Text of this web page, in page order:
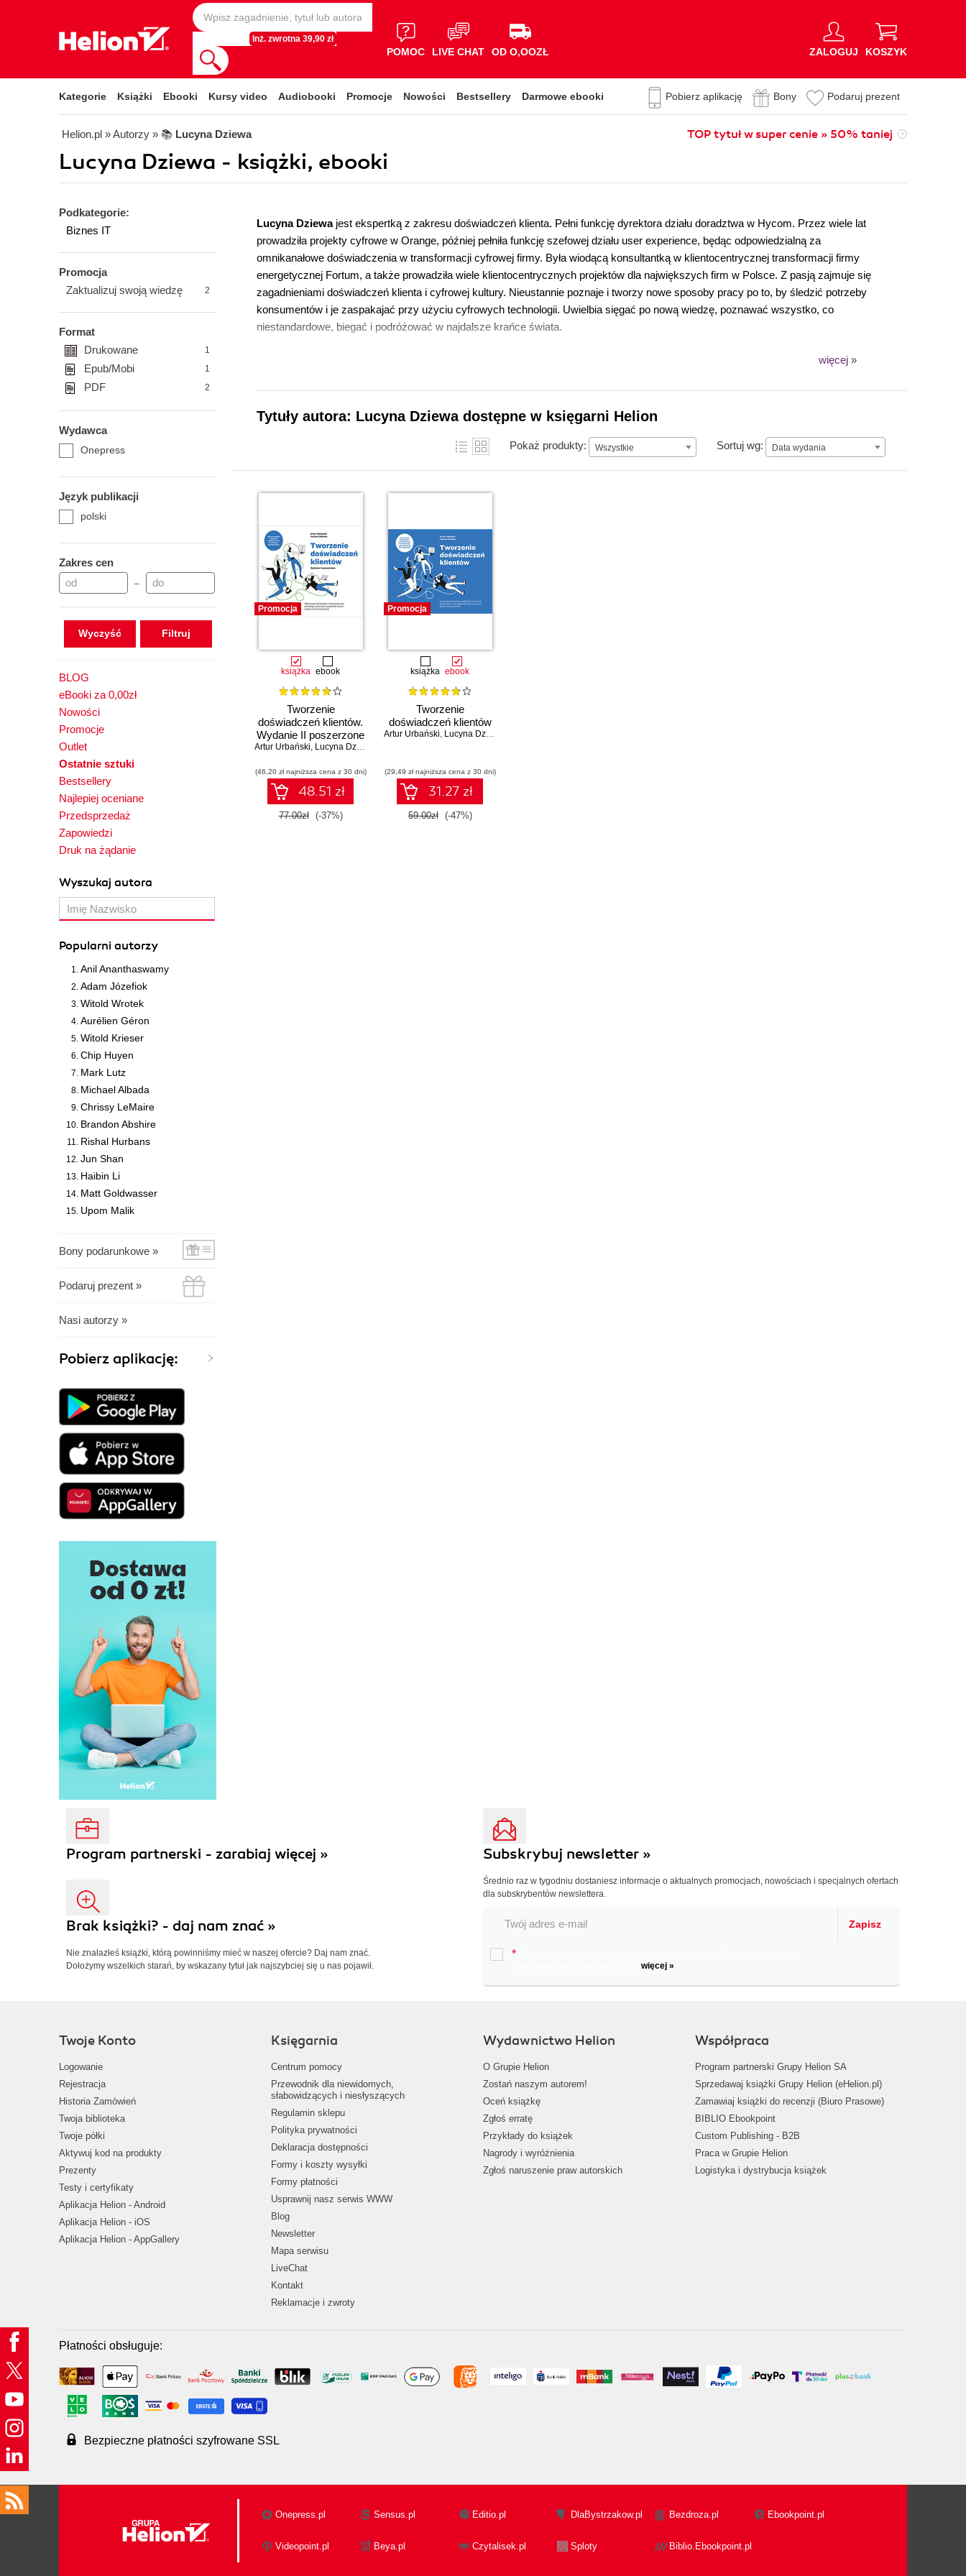
Inż. zwrotna 39,90 zł
POMOC LIVE CHAT OD O,OOZŁ ZALOGUJ KOSZYK
Kategorie Książki Ebooki Kursy video Audiobooki Promocje Nowości Bestsellery Darmowe ebooki Pobierz aplikację Bony Podaruj prezent
Helion.pl » Autorzy » 📚 Lucyna Dziewa TOP tytuł w super cenie » 50% taniej
Lucyna Dziewa - książki, ebooki
Podkategorie:
Biznes IT
Promocja
Zaktualizuj swoją wiedzę
2
Format
Drukowane
1
Epub/Mobi 1
PDF 2
Wydawca
Onepress
Język publikacji
polski
Zakres cen
–
Wyczyść
BLOG
eBooki za 0,00zł
Nowości
Promocje
Outlet
Ostatnie sztuki
Bestsellery
Najlepiej oceniane
Przedsprzedaż
Zapowiedzi
Druk na żądanie
Wyszukaj autora
Popularni autorzy
Anil Ananthaswamy
Adam Józefiok
Witold Wrotek
Aurélien Géron
Witold Krieser
Chip Huyen
Mark Lutz
Michael Albada
Chrissy LeMaire
Brandon Abshire
Rishal Hurbans
Jun Shan
Haibin Li
Matt Goldwasser
Upom Malik
Bony podarunkowe »
Podaruj prezent »
Nasi autorzy »
Pobierz aplikację:
Lucyna Dziewajest ekspertką z zakresu doświadczeń klienta. Pełni funkcję dyrektora działu doradztwa w Hycom. Przez wiele lat
prowadziła projekty cyfrowe w Orange, później pełniła funkcję szefowej działu user experience, będąc odpowiedzialną za
omnikanałowe doświadczenia w transformacji cyfrowej firmy. Była wiodącą konsultantką w klientocentrycznej transformacji firmy
energetycznej Fortum, a także prowadziła wiele klientocentrycznych projektów dla największych firm w Polsce. Z pasją zajmuje się
zagadnieniami doświadczeń klienta i cyfrowej kultury. Nieustannie poznaje i tworzy nowe sposoby pracy po to, by śledzić potrzeby
konsumentów i je zaspakajać przy użyciu cyfrowych technologii. Uwielbia sięgać po nową wiedzę, poznawać wszystko, co
niestandardowe, biegać i podróżować w najdalsze krańce świata.
więcej »
Tytuły autora: Lucyna Dziewa dostępne w księgarni Helion
Pokaż produkty: Wszystkie Sortuj wg: Data wydania
Data wydania
Promocja
książka ebook
Tworzenie
doświadczeń klientów.
Wydanie II poszerzone
Artur Urbański, Lucyna Dziewa
(46,20 zł najniższa cena z 30 dni)
48.51 zł
77.00zł (-37%)
Promocja
książka ebook
Tworzenie
doświadczeń klientów
Artur Urbański, Lucyna Dziewa
(29,49 zł najniższa cena z 30 dni)
31.27 zł
59.00zł (-47%)
Program partnerski - zarabiaj więcej »
Brak książki? - daj nam znać »
Nie znalazłeś książki, którą powinniśmy mieć w naszej ofercie? Daj nam znać.
Dołożymy wszelkich starań, by wskazany tytuł jak najszybciej się u nas pojawił.
Subskrybuj newsletter »
Średnio raz w tygodniu dostaniesz informacje o aktualnych promocjach, nowościach i specjalnych ofertach
dla subskrybentów newslettera.
Zapisz
*
więcej »
Twoje Konto
Logowanie
Rejestracja
Historia Zamówień
Twoja biblioteka
Twoje półki
Aktywuj kod na produkty
Prezenty
Testy i certyfikaty
Aplikacja Helion - Android
Aplikacja Helion - iOS
Aplikacja Helion - AppGallery
Księgarnia
Centrum pomocy
Przewodnik dla niewidomych,
słabowidzących i niesłyszących
Regulamin sklepu
Polityka prywatności
Deklaracja dostępności
Formy i koszty wysyłki
Formy płatności
Usprawnij nasz serwis WWW
Blog
Newsletter
Mapa serwisu
LiveChat
Kontakt
Reklamacje i zwroty
Wydawnictwo Helion
O Grupie Helion
Zostań naszym autorem!
Oceń książkę
Zgłoś erratę
Przykłady do książek
Nagrody i wyróżnienia
Zgłoś naruszenie praw autorskich
Współpraca
Program partnerski Grupy Helion SA
Sprzedawaj książki Grupy Helion (eHelion.pl)
Zamawiaj książki do recenzji (Biuro Prasowe)
BIBLIO Ebookpoint
Custom Publishing - B2B
Praca w Grupie Helion
Logistyka i dystrybucja książek
Płatności obsługuje:
Bezpieczne płatności szyfrowane SSL
Onepress.pl Sensus.pl Editio.pl DlaBystrzakow.pl Bezdroza.pl Ebookpoint.pl
Videopoint.pl Beya.pl Czytalisek.pl Sploty Biblio.Ebookpoint.pl